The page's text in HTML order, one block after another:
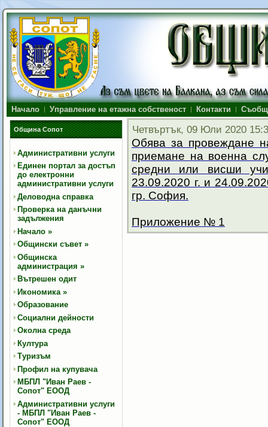
Начало Управление на етажна собственост Контакти
Община Сопот
Административни услуги
Единен портал за достъп
до електронни
административни услуги
Деловодна справка
Проверка на данъчни
задължения
Начало »
Общински съвет »
Общинска
администрация »
Вътрешен одит
Икономика »
Образование
Социални дейности
Околна среда
Култура
Туризъм
Профил на купувача
МБПЛ "Иван Раев -
Сопот" ЕООД
Административни услуги
- МБПЛ "Иван Раев -
Сопот" ЕООД
Четвъртък, 09 Юли 2020
Обява за провеждане
приемане на военна
средни или висши
23.09.2020 г. и
гр. София.
Приложение № 1